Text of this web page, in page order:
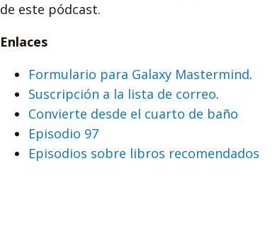
de este pódcast.
Enlaces
Formulario para Galaxy Mastermind.
Suscripción a la lista de correo.
Convierte desde el cuarto de baño
Episodio 97
Episodios sobre libros recomendados